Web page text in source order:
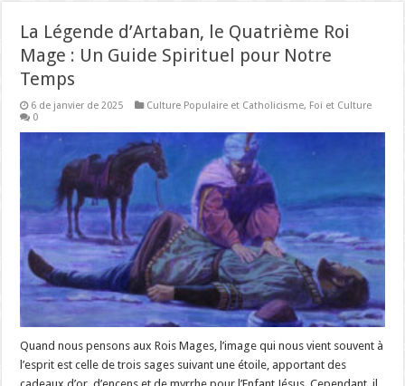
La Légende d’Artaban, le Quatrième Roi
Mage : Un Guide Spirituel pour Notre
Temps
6 de janvier de 2025 Culture Populaire et Catholicisme, Foi et Culture
0
Quand nous pensons aux Rois Mages, l’image qui nous vient souvent à
l’esprit est celle de trois sages suivant une étoile, apportant des